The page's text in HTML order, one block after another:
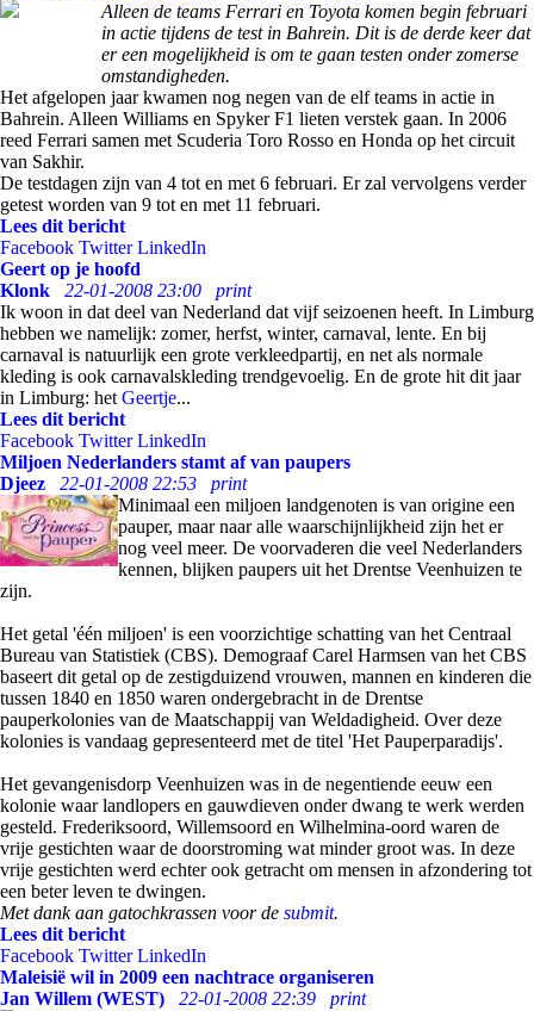
Alleen de teams Ferrari en Toyota komen begin februari
in actie tijdens de test in Bahrein. Dit is de derde keer dat
er een mogelijkheid is om te gaan testen onder zomerse
omstandigheden.
Het afgelopen jaar kwamen nog negen van de elf teams in actie in
Bahrein. Alleen Williams en Spyker F1 lieten verstek gaan. In 2006
reed Ferrari samen met Scuderia Toro Rosso en Honda op het circuit
van Sakhir.
De testdagen zijn van 4 tot en met 6 februari. Er zal vervolgens verder
getest worden van 9 tot en met 11 februari.
Lees dit bericht
Facebook Twitter LinkedIn
Geert op je hoofd
Klonk
22-01-2008 23:00
print
Ik woon in dat deel van Nederland dat vijf seizoenen heeft. In Limburg
hebben we namelijk: zomer, herfst, winter, carnaval, lente. En bij
carnaval is natuurlijk een grote verkleedpartij, en net als normale
kleding is ook carnavalskleding trendgevoelig. En de grote hit dit jaar
in Limburg: het Geertje...
Lees dit bericht
Facebook Twitter LinkedIn
Miljoen Nederlanders stamt af van paupers
Djeez
22-01-2008 22:53
print
Minimaal een miljoen landgenoten is van origine een
pauper, maar naar alle waarschijnlijkheid zijn het er
nog veel meer. De voorvaderen die veel Nederlanders
kennen, blijken paupers uit het Drentse Veenhuizen te
zijn.
Het getal 'één miljoen' is een voorzichtige schatting van het Centraal
Bureau van Statistiek (CBS). Demograaf Carel Harmsen van het CBS
baseert dit getal op de zestigduizend vrouwen, mannen en kinderen die
tussen 1840 en 1850 waren ondergebracht in de Drentse
pauperkolonies van de Maatschappij van Weldadigheid. Over deze
kolonies is vandaag gepresenteerd met de titel 'Het Pauperparadijs'.
Het gevangenisdorp Veenhuizen was in de negentiende eeuw een
kolonie waar landlopers en gauwdieven onder dwang te werk werden
gesteld. Frederiksoord, Willemsoord en Wilhelmina-oord waren de
vrije gestichten waar de doorstroming wat minder groot was. In deze
vrije gestichten werd echter ook getracht om mensen in afzondering tot
een beter leven te dwingen.
Met dank aan gatochkrassen voor de submit.
Lees dit bericht
Facebook Twitter LinkedIn
Maleisië wil in 2009 een nachtrace organiseren
Jan Willem (WEST)
22-01-2008 22:39
print